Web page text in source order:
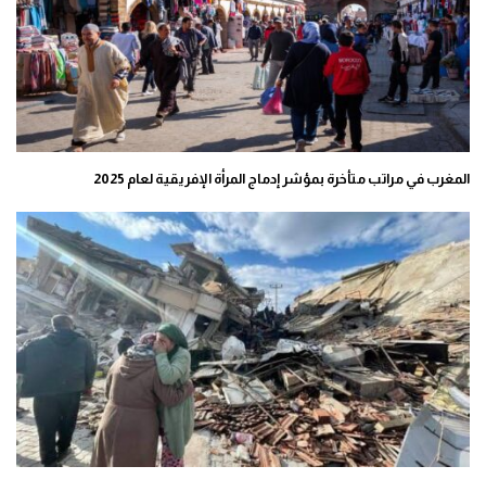
المغرب في مراتب متأخرة بمؤشر إدماج المرأة الإفريقية لعام 2025